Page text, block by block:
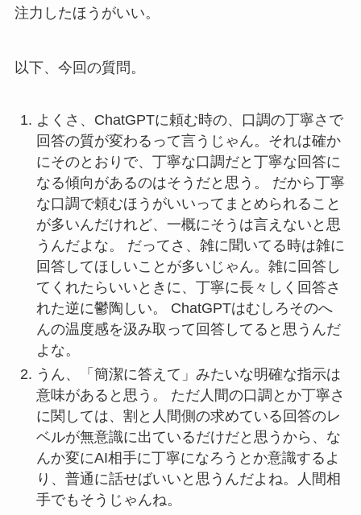
注力したほうがいい。
以下、今回の質問。
よくさ、ChatGPTに頼む時の、口調の丁寧さで
回答の質が変わるって言うじゃん。それは確か
にそのとおりで、丁寧な口調だと丁寧な回答に
なる傾向があるのはそうだと思う。 だから丁寧
な口調で頼むほうがいいってまとめられること
が多いんだけれど、一概にそうは言えないと思
うんだよな。 だってさ、雑に聞いてる時は雑に
回答してほしいことが多いじゃん。雑に回答し
てくれたらいいときに、丁寧に長々しく回答さ
れた逆に鬱陶しい。 ChatGPTはむしろそのへ
んの温度感を汲み取って回答してると思うんだ
よな。
うん、「簡潔に答えて」みたいな明確な指示は
意味があると思う。 ただ人間の口調とか丁寧さ
に関しては、割と人間側の求めている回答のレ
ベルが無意識に出ているだけだと思うから、な
んか変にAI相手に丁寧になろうとか意識するよ
り、普通に話せばいいと思うんだよね。人間相
手でもそうじゃんね。